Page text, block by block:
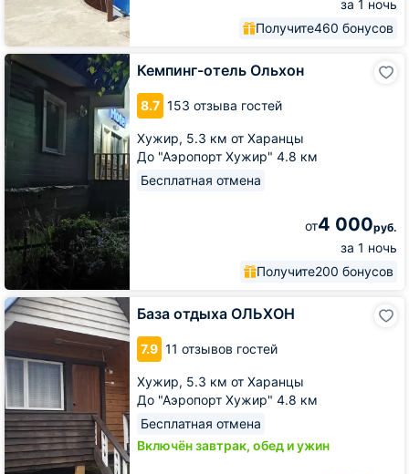
за 1 ночь
Получите460 бонусов
Кемпинг-отель Ольхон
8.7 153 отзыва гостей
Хужир, 5.3 км от Харанцы
До "Аэропорт Хужир" 4.8 км
Бесплатная отмена
от4 000руб.
за 1 ночь
Получите200 бонусов
Кемпинг-
отель
Ольхон
База отдыха ОЛЬХОН
7.9 11 отзывов гостей
Хужир, 5.3 км от Харанцы
До "Аэропорт Хужир" 4.8 км
Бесплатная отмена
Включён завтрак, обед и ужин
База
отдыха
ОЛЬХОН